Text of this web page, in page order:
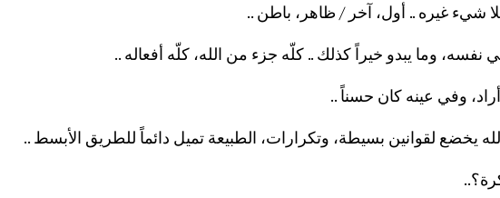
شيء غيره .. أول، آخر / ظاهر، باطن ..
نفسه، وما يبدو خيراً كذلك .. كلّه جزء من الله، كلّه أفعاله ..
وفي عينه كان حسناً ..
يخضع لقوانين بسيطة، وتكرارات، الطبيعة تميل دائماً للطريق الأبسط ..